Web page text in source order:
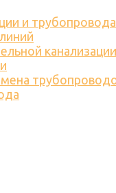
и трубопровода
канализации